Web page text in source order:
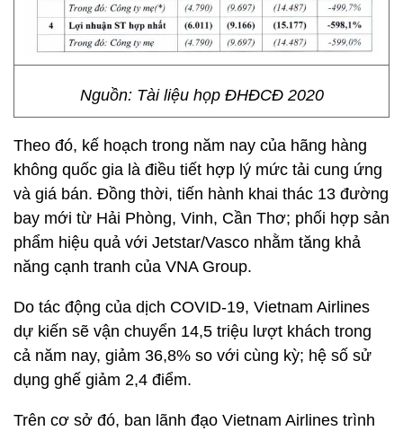
Nguồn: Tài liệu họp ĐHĐCĐ 2020
Theo đó, kế hoạch trong năm nay của hãng hàng
không quốc gia là điều tiết hợp lý mức tải cung ứng
và giá bán. Đồng thời, tiến hành khai thác 13 đường
bay mới từ Hải Phòng, Vinh, Cần Thơ; phối hợp sản
phẩm hiệu quả với Jetstar/Vasco nhằm tăng khả
năng cạnh tranh của VNA Group.
Do tác động của dịch COVID-19, Vietnam Airlines
dự kiến sẽ vận chuyển 14,5 triệu lượt khách trong
cả năm nay, giảm 36,8% so với cùng kỳ; hệ số sử
dụng ghế giảm 2,4 điểm.
Trên cơ sở đó, ban lãnh đạo Vietnam Airlines trình